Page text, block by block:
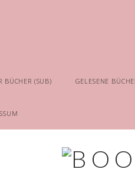
BÜCHER (SUB) GELESENE